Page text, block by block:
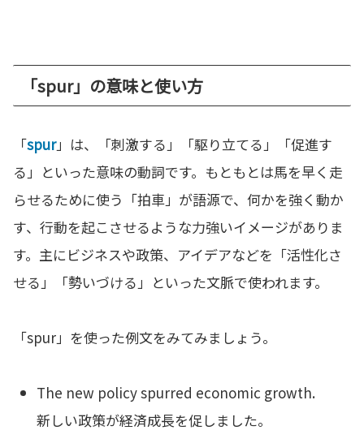
「spur」の意味と使い方
「spur」は、「刺激する」「駆り立てる」「促進す
る」といった意味の動詞です。もともとは馬を早く走
らせるために使う「拍車」が語源で、何かを強く動か
す、行動を起こさせるような力強いイメージがありま
す。主にビジネスや政策、アイデアなどを「活性化さ
せる」「勢いづける」といった文脈で使われます。
「spur」を使った例文をみてみましょう。
The new policy spurred economic growth.
新しい政策が経済成長を促しました。